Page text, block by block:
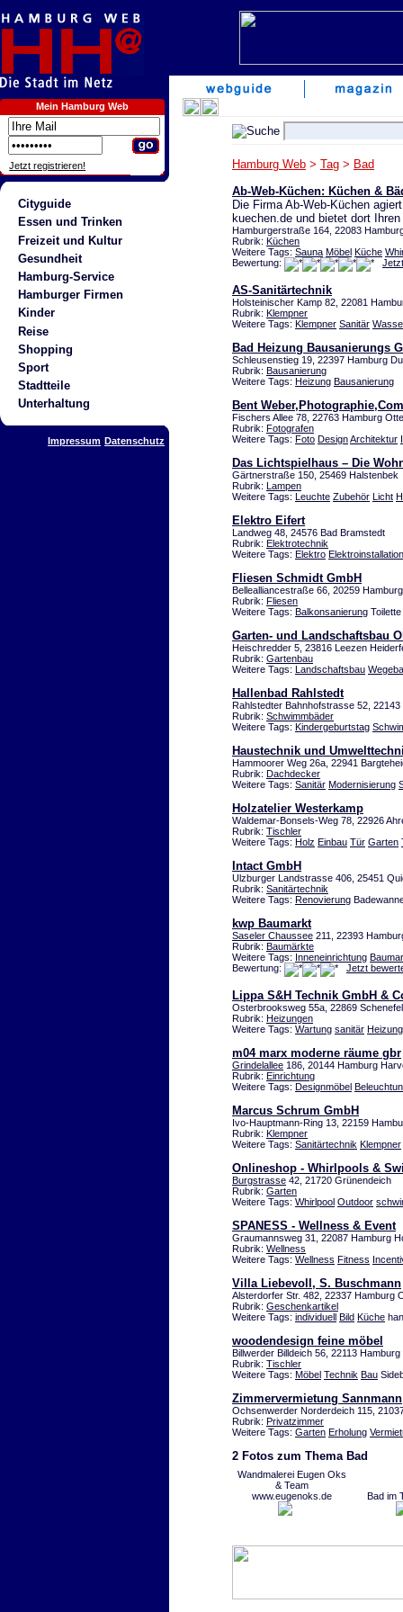
Mein Hamburg Web
Jetzt registrieren!
Cityguide
Essen und Trinken
Freizeit und Kultur
Gesundheit
Hamburg-Service
Hamburger Firmen
Kinder
Reise
Shopping
Sport
Stadtteile
Unterhaltung
Impressum Datenschutz
Hamburg Web > Tag > Bad
Ab-Web-Küchen: Küchen &
Die Firma Ab-Web-Küchen
kuechen.de und bietet dort
Hamburgerstraße 164, 22083
Rubrik: Küchen
Weitere Tags: Sauna Möbel Küche
Bewertung:
AS-Sanitärtechnik
Holsteinischer Kamp 82, 22081
Rubrik: Klempner
Weitere Tags: Klempner Sanitär
Bad Heizung Bausanierungs
Schleusenstieg 19, 22397 Hamburg
Rubrik: Bausanierung
Weitere Tags: Heizung Bausanierung
Bent
Fischers Allee 78, 22763 Hamburg
Rubrik: Fotografen
Weitere Tags: Foto DesignArchitektur
Das Lichtspielhaus – Die
Gärtnerstraße 150, 25469 Halstenbek
Rubrik: Lampen
Weitere Tags: Leuchte Zubehör Licht
Elektro Eifert
Landweg 48, 24576 Bad Bramstedt
Rubrik: Elektrotechnik
Weitere Tags: Elektro Elektroinstallation
Fliesen Schmidt GmbH
Bellealliancestraße 66, 20259
Rubrik: Fliesen
Weitere Tags: Balkonsanierung
Garten- und Landschaftsbau
Heischredder 5, 23816 Leezen
Rubrik: Gartenbau
Weitere Tags: Landschaftsbau
Hallenbad Rahlstedt
Rahlstedter Bahnhofstrasse 52,
Rubrik: Schwimmbäder
Weitere Tags: Kindergeburtstag
Haustechnik und
Hammoorer Weg 26a, 22941
Rubrik: Dachdecker
Weitere Tags: Sanitär Modernisierung
Holzatelier Westerkamp
Waldemar-Bonsels-Weg 78, 22926
Rubrik: Tischler
Weitere Tags: Holz Einbau Tür Garten
Intact GmbH
Ulzburger Landstrasse 406, 25451
Rubrik: Sanitärtechnik
Weitere Tags: Renovierung
kwp Baumarkt
Saseler Chaussee 211, 22393
Rubrik: Baumärkte
Weitere Tags: Inneneinrichtung
Bewertung:
Jetzt
Lippa S&H Technik GmbH &
Osterbrooksweg 55a, 22869
Rubrik: Heizungen
Weitere Tags: Wartung sanitär Heizung
m04 marx moderne räume gbr
Grindelallee 186, 20144 Hamburg
Rubrik: Einrichtung
Weitere Tags: Designmöbel
Marcus Schrum GmbH
Ivo-Hauptmann-Ring 13, 22159
Rubrik: Klempner
Weitere Tags: Sanitärtechnik Klempner
Onlineshop - Whirlpools &
Burgstrasse 42, 21720 Grünendeich
Rubrik: Garten
Weitere Tags: Whirlpool Outdoor
SPANESS - Wellness & Event
Graumannsweg 31, 22087 Hamburg
Rubrik: Wellness
Weitere Tags: Wellness Fitness
Villa Liebevoll, S. Buschmann
Alsterdorfer Str. 482, 22337 Hamburg
Rubrik: Geschenkartikel
Weitere Tags: individuell Bild Küche
woodendesign feine möbel
Billwerder Billdeich 56, 22113 Hamburg
Rubrik: Tischler
Weitere Tags: Möbel Technik Bau
Zimmervermietung Sannmann
Ochsenwerder Norderdeich 115,
Rubrik: Privatzimmer
Weitere Tags: Garten Erholung
2 Fotos zum Thema Bad
Wandmalerei Eugen Oks
& Team
www.eugenoks.de
Bad im